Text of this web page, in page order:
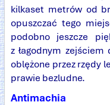
kilkaset metrów od
opuszczać tego
podobno jeszcze
z łagodnym zejściem
oblężone przez rzędy
prawie bezludne.
Antimachia